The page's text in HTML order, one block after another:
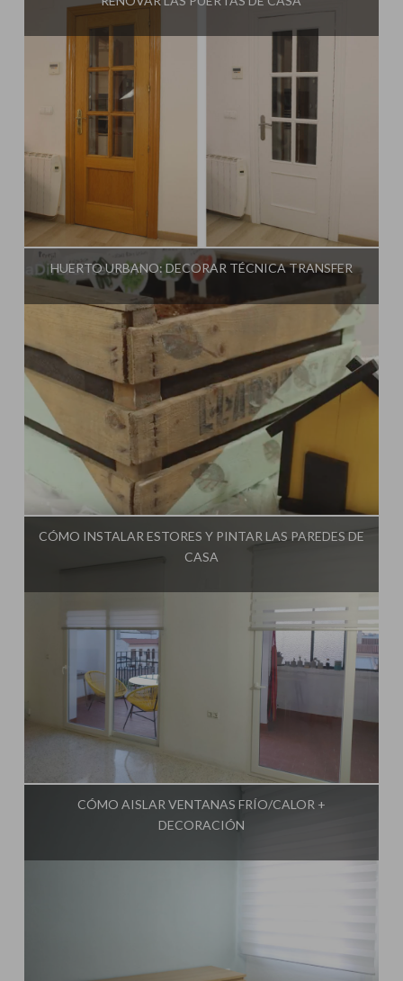
Influencer: Una Casa Diferente
HUERTO URBANO: DECORAR TÉCNICA TRANSFER
Influencer: Una Casa Diferente
CÓMO INSTALAR ESTORES Y PINTAR LAS PAREDES DE
CASA
Influencer: Una Casa Diferente
CÓMO AISLAR VENTANAS FRÍO/CALOR +
DECORACIÓN